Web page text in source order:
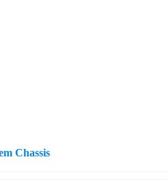
Chassis